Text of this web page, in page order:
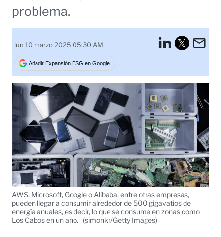
problema.
lun 10 marzo 2025 05:30 AM
Añadir Expansión ESG en Google
AWS, Microsoft, Google o Alibaba, entre otras empresas,
pueden llegar a consumir alrededor de 500 gigavatios de
energía anuales, es decir, lo que se consume en zonas como
Los Cabos en un año.
(simonkr/Getty Images)